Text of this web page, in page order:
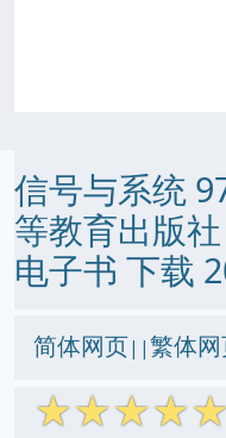
信号与系统
等教育出版
电子书 下载
简体网页||繁体
☆☆☆☆☆